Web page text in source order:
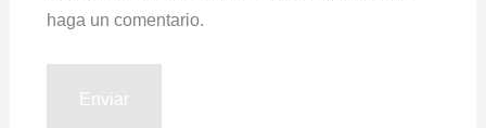
haga un comentario.